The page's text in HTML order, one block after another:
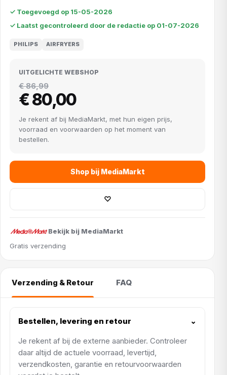
✓ Toegevoegd op 15-05-2026
✓ Laatst gecontroleerd door de redactie op 01-07-2026
PHILIPS AIRFRYERS
UITGELICHTE WEBSHOP
€ 86,99
€ 80,00
Je rekent af bij MediaMarkt, met hun eigen prijs,
voorraad en voorwaarden op het moment van
bestellen.
Shop bij MediaMarkt
♡
Bekijk bij MediaMarkt
Gratis verzending
Verzending & Retour FAQ
Bestellen, levering en retour ⌄
Je rekent af bij de externe aanbieder. Controleer
daar altijd de actuele voorraad, levertijd,
verzendkosten, garantie en retourvoorwaarden